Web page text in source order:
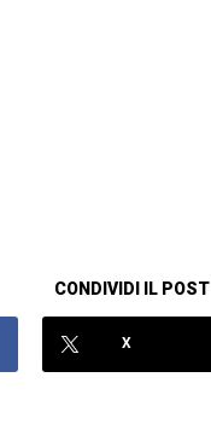
CONDIVIDI IL POST
X